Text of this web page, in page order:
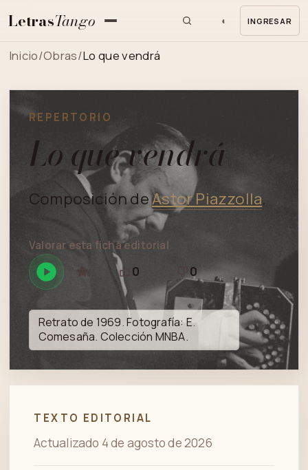
LetrasTango ◐ INGRESAR
Inicio/Obras/Lo que vendrá
REPERTORIO
Lo que vendrá
Composición deAstor Piazzolla.
Reproducir
Spotify
GUARDAR
Valorar esta ficha editorial
Está
bien
0
Necesita
revisión
0
Retrato de 1969. Fotografía: E.
Comesaña. Colección MNBA.
TEXTO EDITORIAL
Actualizado 4 de agosto de 2026